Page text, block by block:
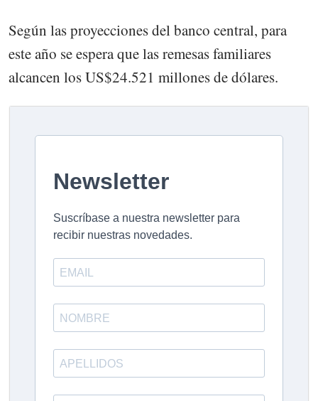
Según las proyecciones del banco central, para
este año se espera que las remesas familiares
alcancen los US$24.521 millones de dólares.